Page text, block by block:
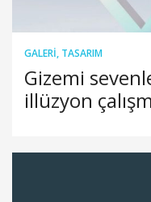
GALERI, TASARIM
Gizemi
illüzyon